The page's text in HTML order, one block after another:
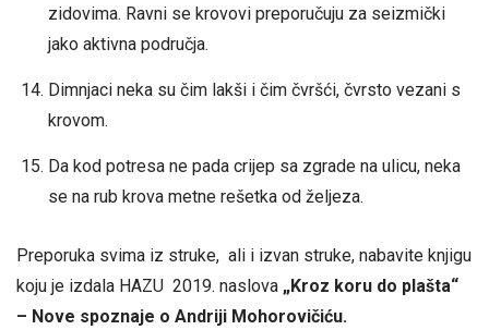
zidovima. Ravni se krovovi preporučuju za seizmički
jako aktivna područja.
Dimnjaci neka su čim lakši i čim čvršći, čvrsto vezani s
krovom.
Da kod potresa ne pada crijep sa zgrade na ulicu, neka
se na rub krova metne rešetka od željeza.
Preporuka svima iz struke, ali i izvan struke, nabavite knjigu
koju je izdala HAZU 2019. naslova „Kroz koru do plašta“
– Nove spoznaje o Andriji Mohorovičiću.